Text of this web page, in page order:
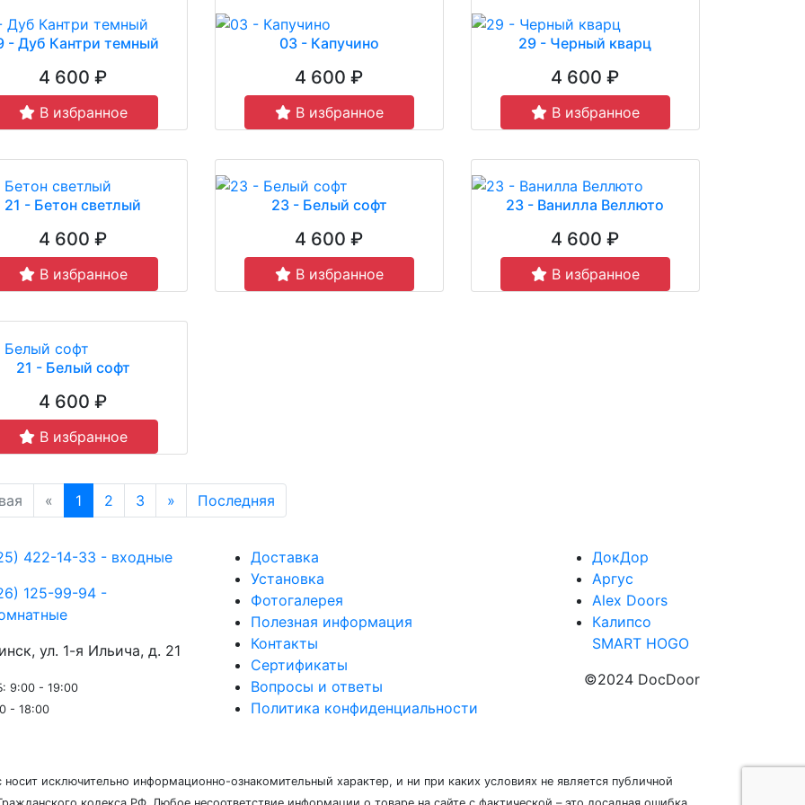
- Дуб Кантри темный
4 600 ₽
В избранное
03 - Капучино
4 600 ₽
В избранное
29 - Черный кварц
4 600 ₽
В избранное
21 - Бетон светлый
4 600 ₽
В избранное
23 - Белый софт
4 600 ₽
В избранное
23 - Ванилла Веллюто
4 600 ₽
В избранное
21 - Белый софт
4 600 ₽
В избранное
« 1 2 3 » Последняя
422-14-33 - входные
125-99-94 -
ул. 1-я Ильича, д. 21
9:00 - 19:00
- 18:00
Доставка
Установка
Фотогалерея
Полезная информация
Контакты
Сертификаты
Вопросы и ответы
Политика конфиденциальности
ДокДор
Аргус
Alex Doors
Калипсо
SMART HOGO
©2024 DocDoor
исключительно информационно-ознакомительный характер, и ни при каких условиях не является публичной